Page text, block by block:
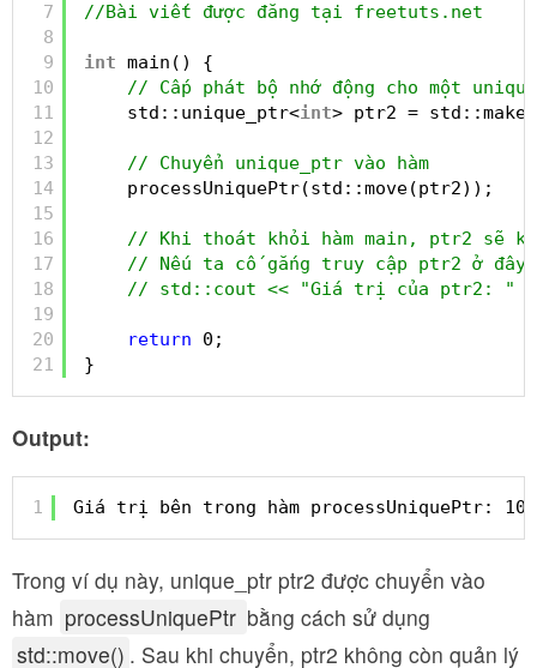
7
8
9
10
11
12
13
14
15
16
17
18
19
20
21
//Bài viết được đăng tại freetuts.net
int main() {
// Cấp phát bộ nhớ động cho một
std::unique_ptr<int> ptr2 =
// Chuyển unique_ptr vào hàm
processUniquePtr(std::move(ptr2));
// Khi thoát khỏi hàm main, ptr2 sẽ
// Nếu ta cố gắng truy cập ptr2 ở
// std::cout << "Giá trị của ptr2: "
return
0;
}
Output:
1 Giá trị bên trong hàm processUniquePtr: 100
Trong ví dụ này, unique_ptr ptr2 được chuyển vào
hàm processUniquePtr bằng cách sử dụng
std::move() . Sau khi chuyển, ptr2 không còn quản lý